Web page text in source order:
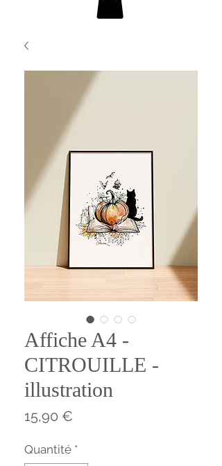
Affiche A4 -
CITROUILLE -
illustration
15,90 €
Quantité *